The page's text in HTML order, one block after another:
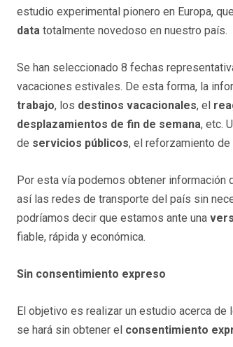
estudio experimental pionero en Europa,
data totalmente novedoso en nuestro país.
Se han seleccionado 8 fechas
vacaciones estivales. De esta forma, la
trabajo, los destinos vacacionales, el
desplazamientos de fin de semana, etc.
de servicios públicos, el reforzamiento
Por esta vía podemos obtener
así las redes de transporte del país sin
podríamos decir que estamos ante una
fiable, rápida y económica.
Sin consentimiento expreso
El objetivo es realizar un estudio acerca de
se hará sin obtener el consentimiento